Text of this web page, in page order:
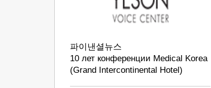
파이낸셜뉴스
10 лет конференции Medical Korea
(Grand Intercontinental Hotel)